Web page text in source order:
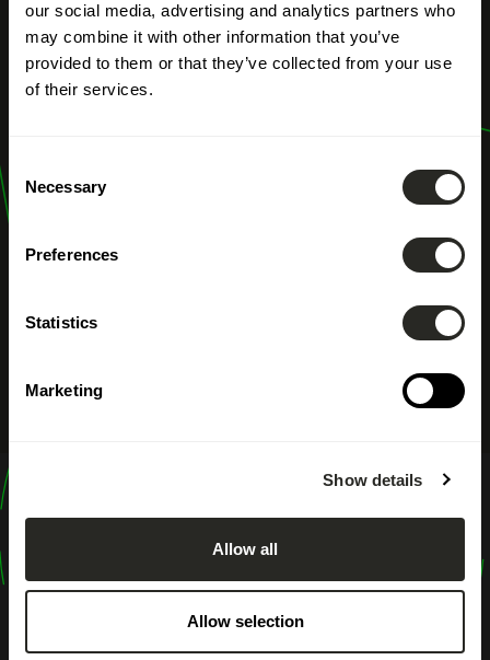
our social media, advertising and analytics partners who
may combine it with other information that you’ve
provided to them or that they’ve collected from your use
of their services.
Selection
Necessary
Preferences
Statistics
Marketing
Show details
Allow all
Allow selection
design
shape
inspire